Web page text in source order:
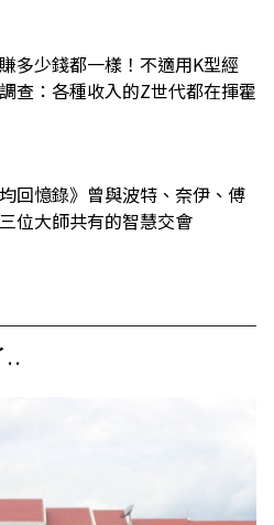
多少錢都一樣！不適用K型經
查：各種收入的Z世代都在揮霍
回憶錄》曾與波特、奈伊、傅
位大師共有的智慧交會
..